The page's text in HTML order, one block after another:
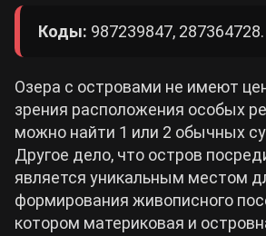
Коды: 987239847, 287364728.
Озера с островами не имеют
зрения расположения особых
можно найти 1 или 2 обычных
Другое дело, что остров
является уникальным местом
формирования живописного
котором материковая и